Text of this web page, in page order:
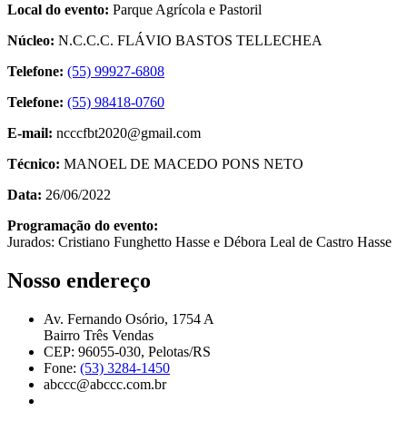
Local do evento: Parque Agrícola e Pastoril
Núcleo: N.C.C.C. FLÁVIO BASTOS TELLECHEA
Telefone: (55) 99927-6808
Telefone: (55) 98418-0760
E-mail: ncccfbt2020@gmail.com
Técnico: MANOEL DE MACEDO PONS NETO
Data: 26/06/2022
Programação do evento:
Jurados: Cristiano Funghetto Hasse e Débora Leal de Castro Hasse
Nosso endereço
Av. Fernando Osório, 1754 A
Bairro Três Vendas
CEP: 96055-030, Pelotas/RS
Fone: (53) 3284-1450
abccc@abccc.com.br